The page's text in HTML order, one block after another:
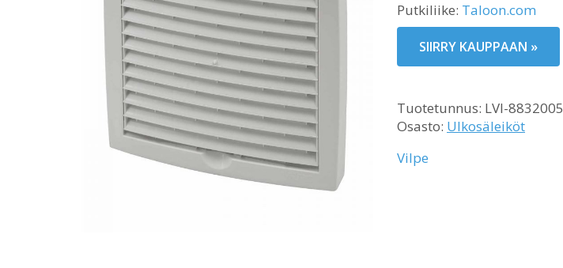
Putkiliike: Taloon.com
SIIRRY KAUPPAAN »
Tuotetunnus: LVI-8832005
Osasto: Ulkosäleiköt
Vilpe